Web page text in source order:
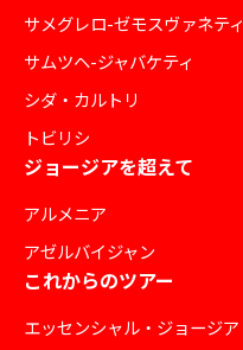
サメグレロ-ゼモスヴァネティ
サムツヘ-ジャバケティ
シダ・カルトリ
トビリシ
ジョージアを超えて
アルメニア
アゼルバイジャン
これからのツアー
エッセンシャル・ジョージア